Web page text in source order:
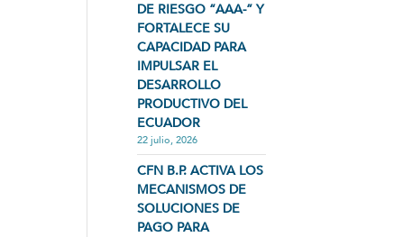
DE RIESGO “AAA-” Y
FORTALECE SU
CAPACIDAD PARA
IMPULSAR EL
DESARROLLO
PRODUCTIVO DEL
ECUADOR
22 julio, 2026
CFN B.P. ACTIVA LOS
MECANISMOS DE
SOLUCIONES DE
PAGO PARA